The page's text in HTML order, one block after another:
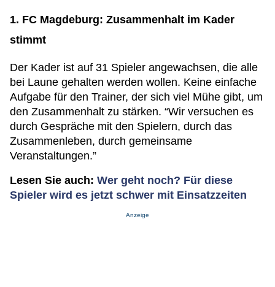
1. FC Magdeburg: Zusammenhalt im Kader
stimmt
Der Kader ist auf 31 Spieler angewachsen, die alle
bei Laune gehalten werden wollen. Keine einfache
Aufgabe für den Trainer, der sich viel Mühe gibt, um
den Zusammenhalt zu stärken. “Wir versuchen es
durch Gespräche mit den Spielern, durch das
Zusammenleben, durch gemeinsame
Veranstaltungen.”
Lesen Sie auch: Wer geht noch? Für diese
Spieler wird es jetzt schwer mit Einsatzzeiten
Anzeige